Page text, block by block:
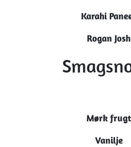
Mørk frugt
Vanilje
Karahi
Rogan Josh